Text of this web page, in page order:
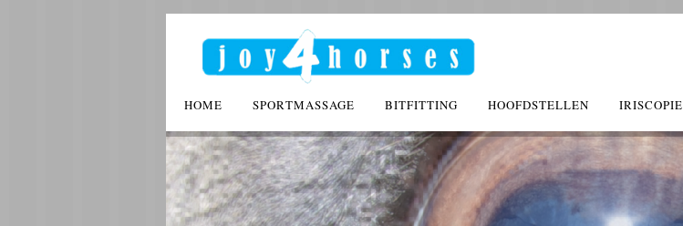
HOME SPORTMASSAGE BITFITTING HOOFDSTELLEN IRISCOPIE